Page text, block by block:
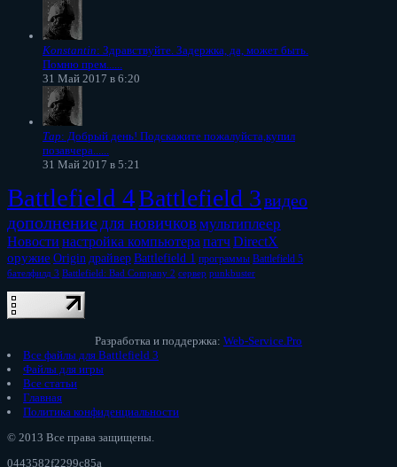
Konstantin: Здравствуйте. Задержка, да, может быть.
Помню прем......
31 Май 2017 в 6:20
Тар: Добрый день! Подскажите пожалуйста,купил
позавчера......
31 Май 2017 в 5:21
Battlefield 4Battlefield 3видео
дополнениедля новичковмультиплеер
Новости настройка компьютерапатчDirectX
оружие Origin драйвер Battlefield 1 программы Battlefield 5
бателфилд 3 Battlefield: Bad Company 2 сервер punkbuster
Разработка и поддержка: Web-Service.Pro
Все файлы для Battlefield 3
Файлы для игры
Все статьи
Главная
Политика конфиденциальности
© 2013 Все права защищены.
0443582f2299c85a